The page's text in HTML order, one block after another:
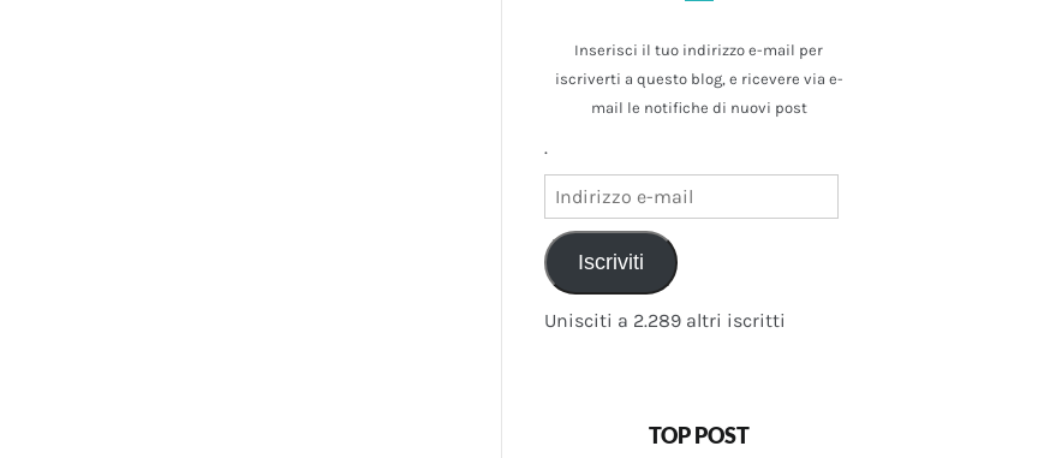
Inserisci il tuo indirizzo e-mail per
iscriverti a questo blog, e ricevere via e-
mail le notifiche di nuovi post
.
mail
Iscriviti
Unisciti a 2.289 altri iscritti
TOP POST